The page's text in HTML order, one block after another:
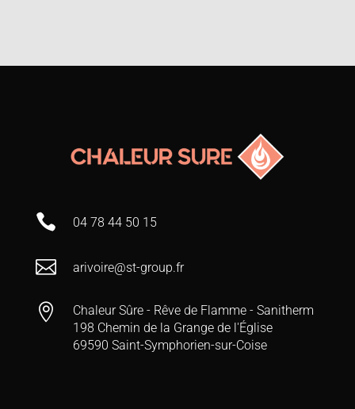
 04 78 44 50 15
 arivoire@st-group.fr

Chaleur Sûre - Rêve de Flamme - Sanitherm
198 Chemin de la Grange de l'Église
69590 Saint-Symphorien-sur-Coise